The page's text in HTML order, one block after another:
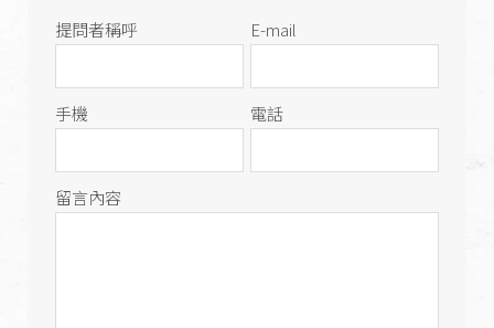
提問者稱呼 E-mail
手機 電話
留言內容